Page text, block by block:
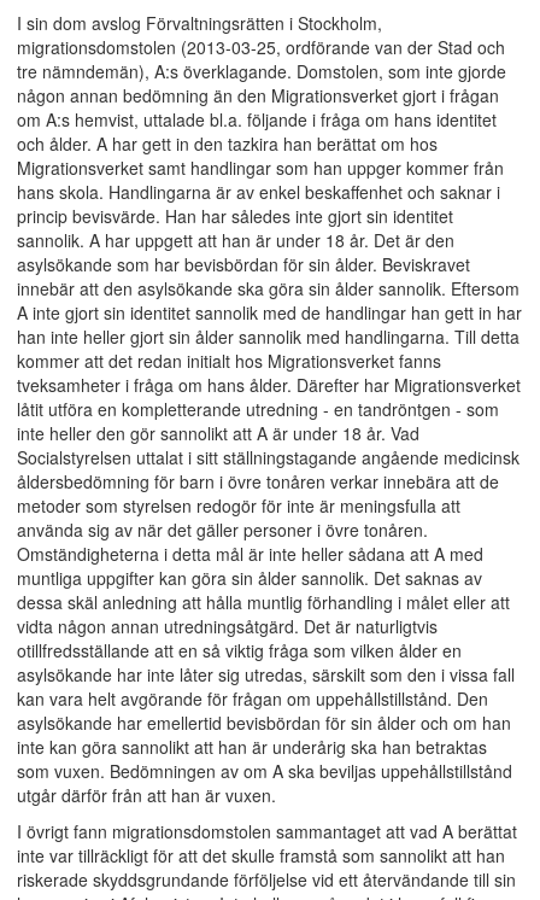
I sin dom avslog Förvaltningsrätten i Stockholm,
migrationsdomstolen (2013-03-25, ordförande van der Stad och
tre nämndemän), A:s överklagande. Domstolen, som inte gjorde
någon annan bedömning än den Migrationsverket gjort i frågan
om A:s hemvist, uttalade bl.a. följande i fråga om hans identitet
och ålder. A har gett in den tazkira han berättat om hos
Migrationsverket samt handlingar som han uppger kommer från
hans skola. Handlingarna är av enkel beskaffenhet och saknar i
princip bevisvärde. Han har således inte gjort sin identitet
sannolik. A har uppgett att han är under 18 år. Det är den
asylsökande som har bevisbördan för sin ålder. Beviskravet
innebär att den asylsökande ska göra sin ålder sannolik. Eftersom
A inte gjort sin identitet sannolik med de handlingar han gett in har
han inte heller gjort sin ålder sannolik med handlingarna. Till detta
kommer att det redan initialt hos Migrationsverket fanns
tveksamheter i fråga om hans ålder. Därefter har Migrationsverket
låtit utföra en kompletterande utredning - en tandröntgen - som
inte heller den gör sannolikt att A är under 18 år. Vad
Socialstyrelsen uttalat i sitt ställningstagande angående medicinsk
åldersbedömning för barn i övre tonåren verkar innebära att de
metoder som styrelsen redogör för inte är meningsfulla att
använda sig av när det gäller personer i övre tonåren.
Omständigheterna i detta mål är inte heller sådana att A med
muntliga uppgifter kan göra sin ålder sannolik. Det saknas av
dessa skäl anledning att hålla muntlig förhandling i målet eller att
vidta någon annan utredningsåtgärd. Det är naturligtvis
otillfredsställande att en så viktig fråga som vilken ålder en
asylsökande har inte låter sig utredas, särskilt som den i vissa fall
kan vara helt avgörande för frågan om uppehållstillstånd. Den
asylsökande har emellertid bevisbördan för sin ålder och om han
inte kan göra sannolikt att han är underårig ska han betraktas
som vuxen. Bedömningen av om A ska beviljas uppehållstillstånd
utgår därför från att han är vuxen.
I övrigt fann migrationsdomstolen sammantaget att vad A berättat
inte var tillräckligt för att det skulle framstå som sannolikt att han
riskerade skyddsgrundande förföljelse vid ett återvändande till sin